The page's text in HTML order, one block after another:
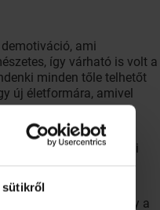
sütikről
ami
így várható is volt a
minden tőle telhetőt
új életformára, amivel
általában teszi
függetlenül attól, hogy a